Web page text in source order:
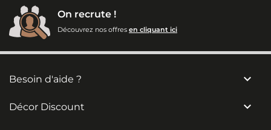
On recrute !
Découvrez nos offres en cliquant ici
Besoin d'aide ? 
Décor Discount 